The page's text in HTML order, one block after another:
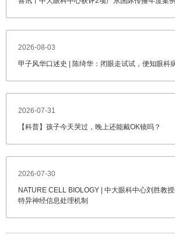
2026-08-03
甲子风华口述史 | 陈绮华：闭眼走试试，便知眼科
2026-07-31
【科普】孩子今天哭过，晚上还能戴OK镜吗？
2026-07-30
NATURE CELL BIOLOGY | 中大眼科中心刘胜教
特异神经信息处理机制